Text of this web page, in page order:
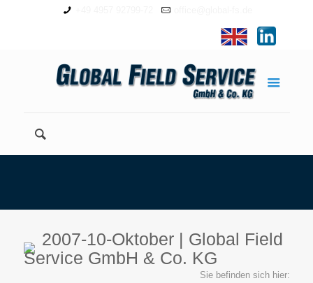
2007-10-Oktober | Global Field
Service GmbH & Co. KG
Sie befinden sich hier: